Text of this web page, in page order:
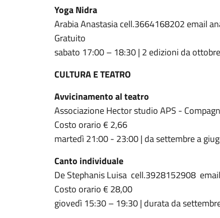
Yoga Nidra
Arabia Anastasia cell.3664168202 email
Gratuito
sabato 17:00 – 18:30 | 2 edizioni da
CULTURA E TEATRO
Avvicinamento al teatro
Associazione Hector studio APS -
Costo orario € 2,66
martedì 21:00 - 23:00 | da settembre a
Canto individuale
De Stephanis Luisa cell.3928152908
Costo orario € 28,00
giovedì 15:30 – 19:30 | durata da